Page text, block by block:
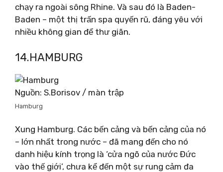
chạy ra ngoài sông Rhine. Và sau đó là Baden-
Baden – một thị trấn spa quyến rũ, đáng yêu với
nhiều không gian để thư giãn.
14.HAMBURG
Nguồn: S.Borisov / màn trập
Hamburg
Xung Hamburg. Các bến cảng và bến cảng của nó
– lớn nhất trong nước – đã mang đến cho nó
danh hiệu kính trọng là ‘cửa ngõ của nước Đức
vào thế giới’, chưa kể đến một sự rung cảm đa